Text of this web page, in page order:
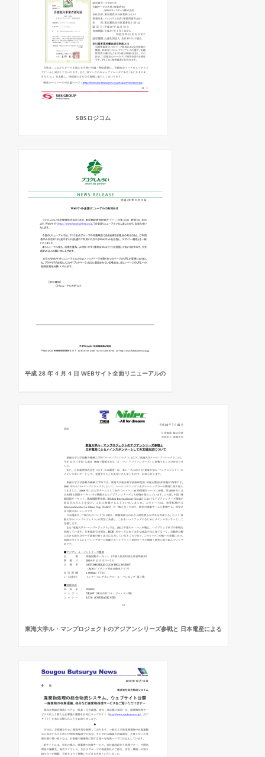
SBSロジコム
平成 28 年 4 月 4 日 WEBサイト全面リニューアルの
東海大学ル・マンプロジェクトのアジアンシリーズ参戦と 日本電産による